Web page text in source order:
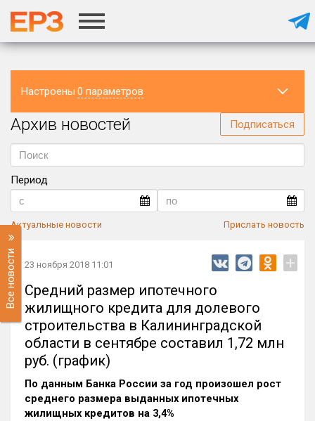
Настроены 0 параметров
Регион
Архив новостей Подписаться
Период
Актуальные новости Прислать новость
Все новости 23 ноября 2018 11:01 +
Средний размер ипотечного
жилищного кредита для долевого
строительства в Калининградской
области в сентябре составил 1,72 млн
руб. (график)
По данным Банка России за год произошел рост
среднего размера выданных ипотечных
жилищных кредитов на 3,4%